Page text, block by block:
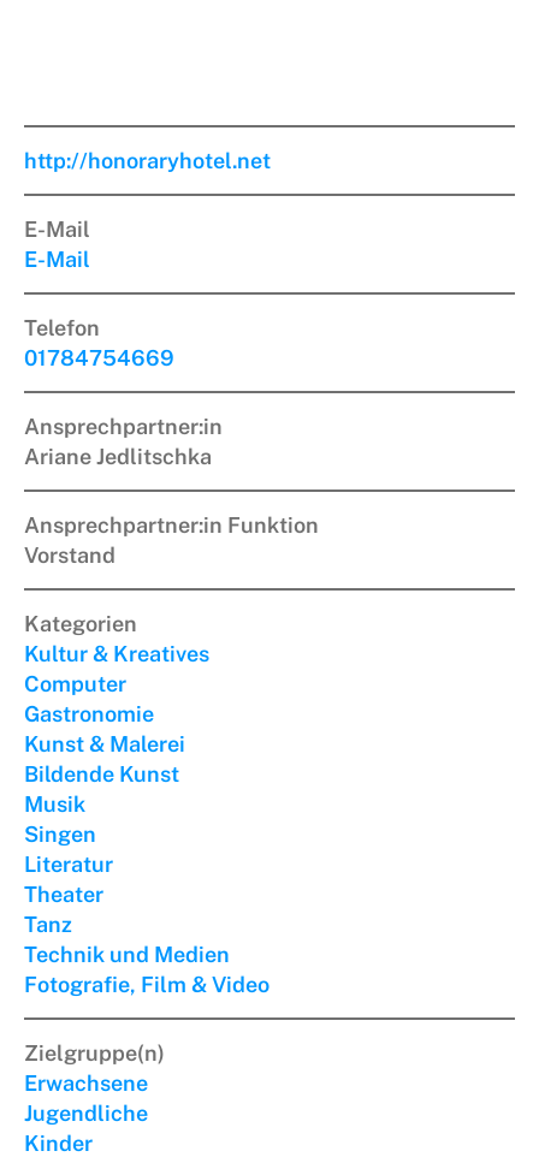
http://honoraryhotel.net
E-Mail
E-Mail
Telefon
01784754669
Ansprechpartner:in
Ariane Jedlitschka
Ansprechpartner:in Funktion
Vorstand
Kategorien
Kultur & Kreatives
Computer
Gastronomie
Kunst & Malerei
Bildende Kunst
Musik
Singen
Literatur
Theater
Tanz
Technik und Medien
Fotografie, Film & Video
Zielgruppe(n)
Erwachsene
Jugendliche
Kinder